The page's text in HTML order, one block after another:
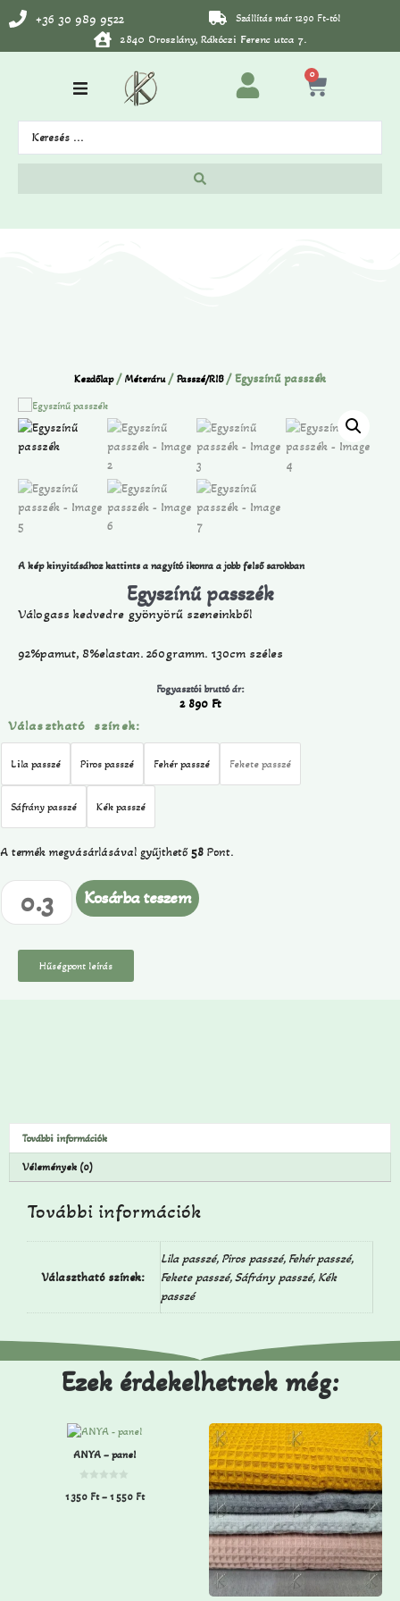
+36 30 989 9522 Szállítás már 1290 Ft-tól
2840 Oroszlány, Rákóczi Ferenc utca 7.
0
Kezdőlap/ Méteráru/ Passzé/RIB/ Egyszínű passzék
A kép kinyitásához kattints a nagyító ikonra a jobb felső sarokban
Egyszínű passzék
Válogass kedvedre gyönyörű szeneinkből
92%pamut, 8%elastan. 260gramm. 130cm széles
Fogyasztói bruttó ár:
2 890 Ft
Választható színek:
Lila passzé Piros passzé Fehér passzé Fekete passzé
Sáfrány passzé Kék passzé
A termék megvásárlásával gyűjthető58 Pont.
Kosárba teszem
Hűségpont leírás
További információk
Vélemények (0)
További információk
Választható színek:
Lila passzé, Piros passzé, Fehér passzé,
Fekete passzé, Sáfrány passzé, Kék
passzé
Ezek érdekelhetnek még:
ANYA – panel
a
1 350 Ft – 1 550 Ft